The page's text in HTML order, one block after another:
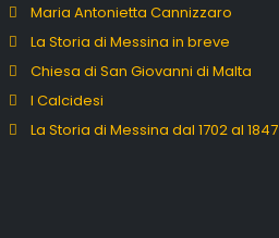
Maria Antonietta Cannizzaro
La Storia di Messina in breve
Chiesa di San Giovanni di Malta
I Calcidesi
La Storia di Messina dal 1702 al 1847